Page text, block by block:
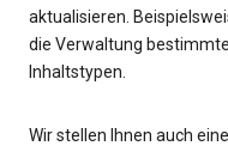
aktualisieren.
die Verwaltung
Inhaltstypen.
Wir stellen Ihnen auch